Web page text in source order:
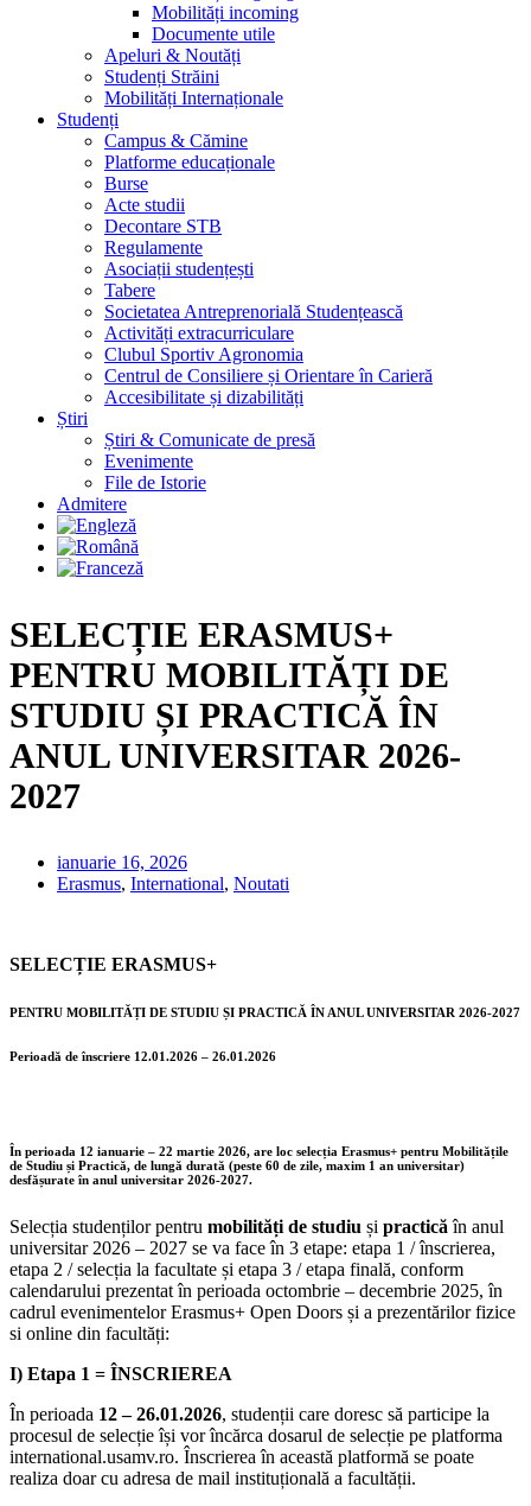
Mobilități incoming
Documente utile
Apeluri & Noutăți
Studenți Străini
Mobilități Internaționale
Studenți
Campus & Cămine
Platforme educaționale
Burse
Acte studii
Decontare STB
Regulamente
Asociații studențești
Tabere
Societatea Antreprenorială Studențească
Activități extracurriculare
Clubul Sportiv Agronomia
Centrul de Consiliere și Orientare în Carieră
Accesibilitate și dizabilități
Știri
Știri & Comunicate de presă
Evenimente
File de Istorie
Admitere
SELECȚIE ERASMUS+
PENTRU MOBILITĂȚI DE
STUDIU ȘI PRACTICĂ ÎN
ANUL UNIVERSITAR 2026-
2027
ianuarie 16, 2026
Erasmus, International, Noutati
SELECȚIE ERASMUS+
PENTRU MOBILITĂȚI DE STUDIU ȘI PRACTICĂ ÎN ANUL UNIVERSITAR 2026-2027
Perioadă de înscriere 12.01.2026 – 26.01.2026
În perioada 12 ianuarie – 22 martie 2026, are loc selecția Erasmus+ pentru Mobilitățile
de Studiu și Practică, de lungă durată (peste 60 de zile, maxim 1 an universitar)
desfășurate în anul universitar 2026-2027.
Selecția studenților pentru mobilități de studiu și practicăîn anul
universitar 2026 – 2027 se va face în 3 etape: etapa 1 / înscrierea,
etapa 2 / selecția la facultate și etapa 3 / etapa finală, conform
calendarului prezentat în perioada octombrie – decembrie 2025, în
cadrul evenimentelor Erasmus+ Open Doors și a prezentărilor fizice
si online din facultăți:
I) Etapa 1 = ÎNSCRIEREA
În perioada 12 – 26.01.2026, studenții care doresc să participe la
procesul de selecție își vor încărca dosarul de selecție pe platforma
international.usamv.ro. Înscrierea în această platformă se poate
realiza doar cu adresa de mail instituțională a facultății.